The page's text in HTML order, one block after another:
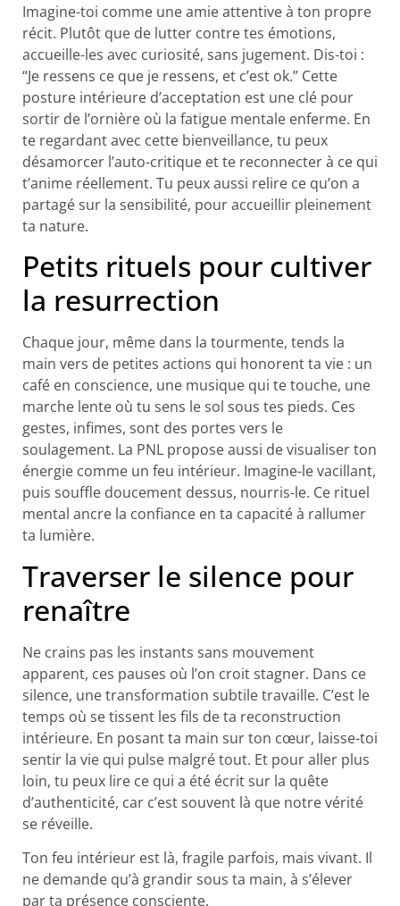
Imagine-toi comme une amie attentive à ton propre
récit. Plutôt que de lutter contre tes émotions,
accueille-les avec curiosité, sans jugement. Dis-toi :
“Je ressens ce que je ressens, et c’est ok.” Cette
posture intérieure d’acceptation est une clé pour
sortir de l’ornière où la fatigue mentale enferme. En
te regardant avec cette bienveillance, tu peux
désamorcer l’auto-critique et te reconnecter à ce qui
t’anime réellement. Tu peux aussi relire ce qu’on a
partagé sur la sensibilité, pour accueillir pleinement
ta nature.
Petits rituels pour cultiver
la resurrec­tion
Chaque jour, même dans la tourmente, tends la
main vers de petites actions qui honorent ta vie : un
café en conscience, une musique qui te touche, une
marche lente où tu sens le sol sous tes pieds. Ces
gestes, infimes, sont des portes vers le
soulagement. La PNL propose aussi de visualiser ton
énergie comme un feu intérieur. Imagine-le vacillant,
puis souffle doucement dessus, nourris-le. Ce rituel
mental ancre la confiance en ta capacité à rallumer
ta lumière.
Traverser le silence pour
renaître
Ne crains pas les instants sans mouvement
apparent, ces pauses où l’on croit stagner. Dans ce
silence, une transformation subtile travaille. C’est le
temps où se tissent les fils de ta reconstruction
intérieure. En posant ta main sur ton cœur, laisse-toi
sentir la vie qui pulse malgré tout. Et pour aller plus
loin, tu peux lire ce qui a été écrit sur la quête
d’authenticité, car c’est souvent là que notre vérité
se réveille.
Ton feu intérieur est là, fragile parfois, mais vivant. Il
ne demande qu’à grandir sous ta main, à s’élever
par ta présence consciente.